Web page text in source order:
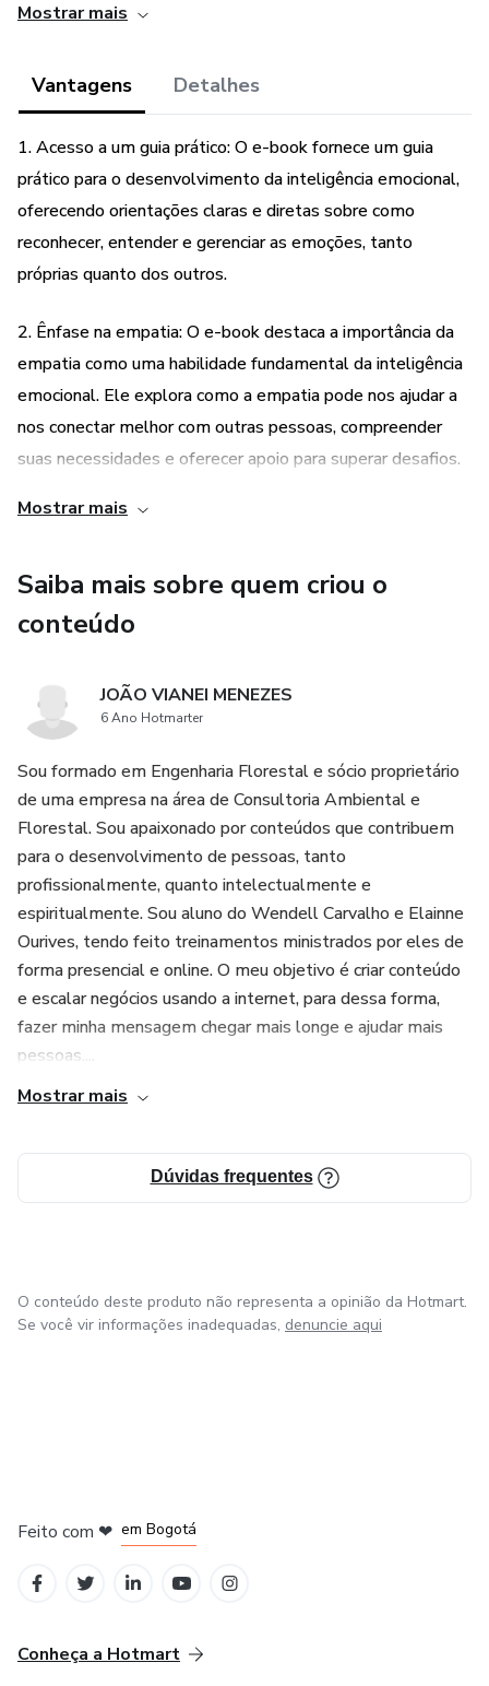
habilidade essencial para o sucesso pessoal e profissional,
pessoas se comunicam, se relacionam e enfrentam
desafios na vida.
Espero que este e-book seja útil para você na sua jornada
de desenvolvimento da sua Inteligência Emocional!!!
Boa leitura!!!!
Mostrar mais
Vantagens Detalhes
1. Acesso a um guia prático: O e-book fornece um guia
prático para o desenvolvimento da inteligência emocional,
oferecendo orientações claras e diretas sobre como
reconhecer, entender e gerenciar as emoções, tanto
próprias quanto dos outros.
2. Ênfase na empatia: O e-book destaca a importância da
empatia como uma habilidade fundamental da inteligência
emocional. Ele explora como a empatia pode nos ajudar a
nos conectar melhor com outras pessoas, compreender
suas necessidades e oferecer apoio para superar desafios.
3. Relevância pessoal e profissional: A inteligência
para o sucesso pessoal quanto profissional. O e-book
aborda como o desenvolvimento dessa habilidade pode
áreas da vida.
4. Abordagem abrangente: O e-book aborda diferentes
aspectos da inteligência emocional, incluindo
autoconsciência emocional, regulação emocional, gestão de
relacionamentos e tomada de decisões baseadas em
emoções. Isso permite que os leitores tenham uma
compreensão completa e aprofundada dessa habilidade.
5. Fácil acesso e leitura agradável: O e-book está
disponível em formato digital, o que facilita o acesso e a
fácil compreensão para todos os leitores.
Mostrar mais
Saiba mais sobre quem criou o
conteúdo
JOÃO VIANEI MENEZES
6 Ano Hotmarter
Sou formado em Engenharia Florestal e sócio proprietário
de uma empresa na área de Consultoria Ambiental e
Florestal. Sou apaixonado por conteúdos que contribuem
para o desenvolvimento de pessoas, tanto
profissionalmente, quanto intelectualmente e
espiritualmente. Sou aluno do Wendell Carvalho e Elainne
Ourives, tendo feito treinamentos ministrados por eles de
forma presencial e online. O meu objetivo é criar conteúdo
e escalar negócios usando a internet, para dessa forma,
fazer minha mensagem chegar mais longe e ajudar mais
pessoas....
Mostrar mais
Dúvidas frequentes
O conteúdo deste produto não representa a opinião da Hotmart.
Se você vir informações inadequadas, denuncie aqui
Feito com ❤ em Bogotá
Conheça a Hotmart